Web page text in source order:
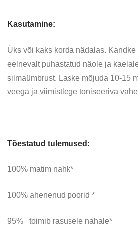
Kasutamine:
Üks või kaks korda nädalas.
eelnevalt puhastatud näole ja
silmaümbrust. Laske mõjuda 10-15
veega ja viimistlege toniseeriva
Tõestatud tulemused:
100% matim nahk*
100% ahenenud poorid *
95% toimib rasusele nahale*